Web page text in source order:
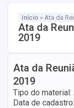
Início » Ata da
Ata da
2019
Ata da
2019
Tipo do
Data de